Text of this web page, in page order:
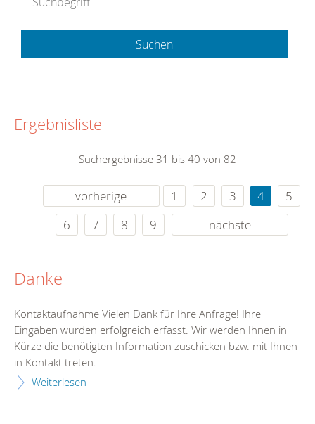
Suchen
Ergebnisliste
Suchergebnisse 31 bis 40 von 82
vorherige 1 2 3 4
5
6
7 8 9 nächste
Danke
Kontaktaufnahme Vielen Dank für Ihre Anfrage! Ihre
Eingaben wurden erfolgreich erfasst. Wir werden Ihnen in
Kürze die benötigten Information zuschicken bzw. mit Ihnen
in Kontakt treten.
Weiterlesen